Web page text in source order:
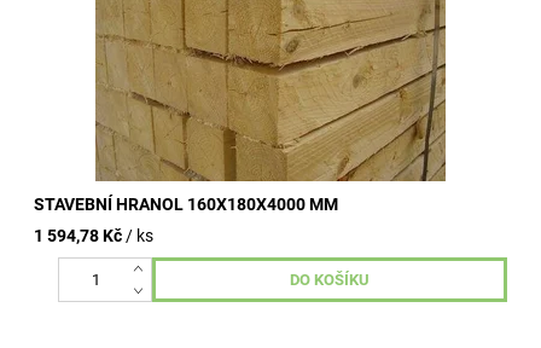
STAVEBNÍ HRANOL 160X180X4000 MM
1 594,78 Kč / ks